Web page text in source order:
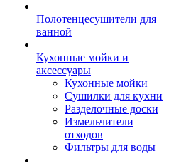
Полотенцесушители для
ванной
Кухонные мойки и
аксессуары
Кухонные мойки
Сушилки для кухни
Разделочные доски
Измельчители
отходов
Фильтры для воды